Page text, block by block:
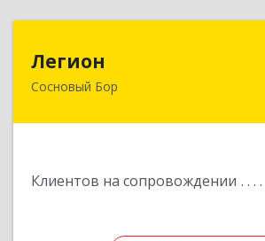
Легион
Сосновый Бор
Клиентов на сопровождении
188544, Ленинградская обл,